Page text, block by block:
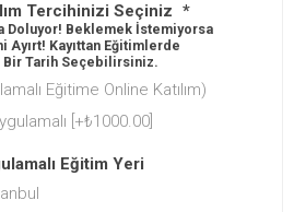
Tercihinizi Seçiniz *
Doluyor! Beklemek İstemiyorsan
Ayırt! Kayıttan Eğitimlerde
Bir Tarih Seçebilirsiniz.
Eğitime Online Katılım)
[+₺1000.00]
Eğitim Yeri